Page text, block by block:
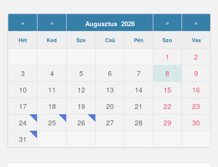
« « Augusztus 2026 » »
Hét Ked Sze Csü Pén Szo Vas
1
2
3
4 5 6 7 8
9
10
11 12 13 14 15
16
17
18 19 20 21 22
23
24
25 26 27 28 29
30
31